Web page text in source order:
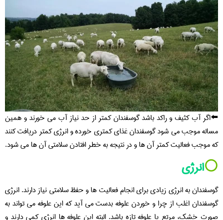
⬅️اگر آب کثیف و راکد باشد گوسفندان کمتر از حد نیاز آب می خورند و همین
مساله موجب می شود گوسفندان غذای کمتری خورده و انرژی کمتر دریافت کنند
که موجب فعالیت کمتر آن ها و در نتیجه به خطر افتادن سلامتی آن ها می شود.
⚪️انرژی
گوسفندان به انرژی زیادی برای انجام فعالیت ها و حفظ سلامتی نیاز دارند. انرژی
گوسفندان اغلب از چرا و خوردن علوفه بدست می آید که این علوفه می تواند به
صورت خشک، مرتع یا علوفه تازه باشد. البته این علوفه ها انرژی کمی دارند و